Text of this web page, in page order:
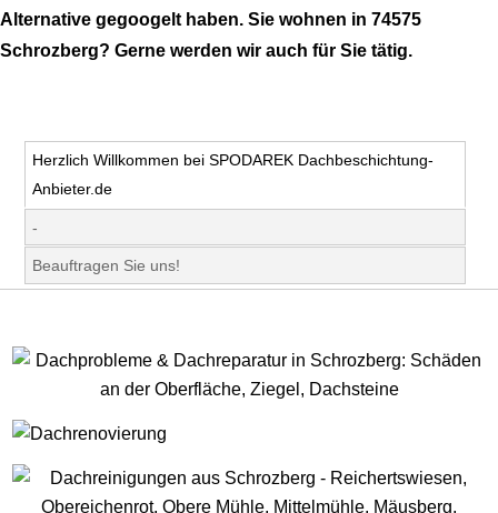
Alternative gegoogelt haben. Sie wohnen in 74575
Schrozberg? Gerne werden wir auch für Sie tätig.
Herzlich Willkommen bei SPODAREK Dachbeschichtung-
Anbieter.de
-
Beauftragen Sie uns!